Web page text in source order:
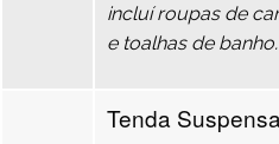
incluí roupas de
e toalhas de banho.
Tenda